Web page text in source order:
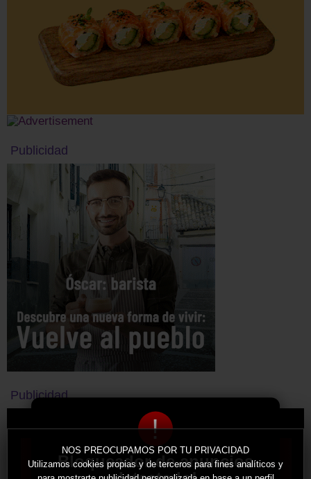
!
Bloqueador de anuncios
NOS PREOCUPAMOS POR TU PRIVACIDAD
Utilizamos cookies propias y de terceros para fines analíticos y
Publicidad
Publicidad